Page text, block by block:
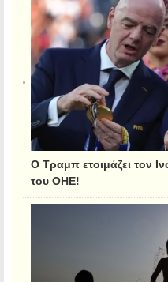
Ο Τραμπ ετοιμάζει τον
του ΟΗΕ!